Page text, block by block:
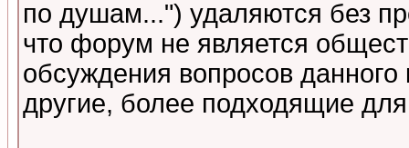
по душам...") удаляются без
что форум не является
обсуждения вопросов данного
другие, более подходящие для